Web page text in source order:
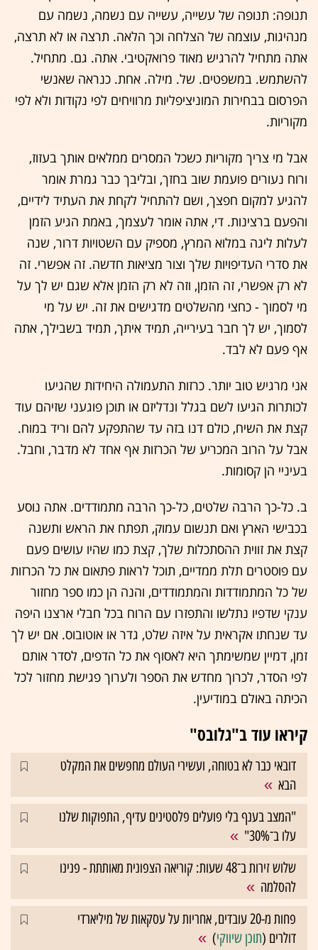
תנופה: תנופה של עשייה, עשייה עם נשמה, נשמה עם
מנהיגות, עוצמה של הצלחה וכך הלאה. תרצה או לא תרצה,
אתה מתחיל להרגיש מאוד פרואקטיבי. אתה. גם. מתחיל.
להשתמש. במשפטים. של. מילה. אחת. כנראה שאנשי
הפרסום בבחירות המוניציפליות מרוויחים לפי נקודות ולא לפי
מקוריות.
אבל מי צריך מקוריות כשכל המסרים ממלאים אותך בעזוז,
ורוח נעורים פועמת שוב בחזך, ובליבך כבר גמרת אומר
להגיע למקום חפצך, ושם להתחיל לקחת את העתיד לידיים,
והפעם ברצינות. די, אתה אומר לעצמך, באמת הגיע הזמן
לעלות ליגה במלוא המרץ, מספיק עם השטויות דרור, שנה
את סדרי העדיפויות שלך וצור מציאות חדשה. זה אפשרי. זה
לא רק אפשרי, זה הזמן, וזה לא רק הזמן אלא שגם יש לך על
מי לסמוך - כחצי מהשלטים מדגישים את זה. יש על מי
לסמוך, יש לך חבר בעירייה, תמיד איתך, תמיד בשבילך, אתה
אף פעם לא לבד.
אני מרגיש טוב יותר. כרזות התעמולה היחידות שהגיעו
לכותרות הגיעו לשם בגלל ונדליזם או תוכן פוגעני שזיהם עוד
קצת את השיח, כולם דנו בזה עד שהתפקע להם וריד במוח.
אבל על הרוב המכריע של הכרזות אף אחד לא מדבר, וחבל.
בעיניי הן קסומות.
ב. כל-כך הרבה שלטים, כל-כך הרבה מתמודדים. אתה נוסע
בכבישי הארץ ואם תנשום עמוק, תפתח את הראש ותשנה
קצת את זווית ההסתכלות שלך, קצת כמו שהיו עושים פעם
עם פוסטרים תלת ממדיים, תוכל לראות פתאום את כל הכרזות
של כל המתמודדות והמתמודדים, והנה הן כמו ספר מחזור
ענקי שדפיו נתלשו והתפזרו עם הרוח בכל חבלי ארצנו היפה
עד שנחתו אקראית על איזה שלט, גדר או אוטובוס. אם יש לך
זמן, דמיין שמשימתך היא לאסוף את כל הדפים, לסדר אותם
לפי הסדר, לכרוך מחדש את הספר ולערוך פגישת מחזור לכל
הכיתה באולם במודיעין.
קיראו עוד ב"גלובס"
דובאי כבר לא בטוחה, ועשירי העולם מחפשים את המקלט
הבא
"המצב בענף בלי פועלים פלסטינים עדיף, התפוקות שלנו
עלו ב־30%"
שלוש זירות ב־48 שעות: קוריאה הצפונית מאותתת - פנינו
להסלמה
פחות מ-20 עובדים, אחריות על עסקאות של מיליארדי
דולרים (תוכן שיווקי)